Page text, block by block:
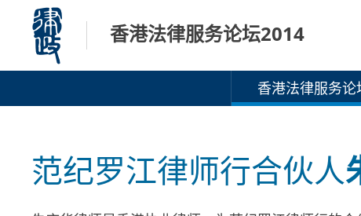
容
香港法律服务论坛2014
香港法律服务论
范纪罗江律师行合伙人